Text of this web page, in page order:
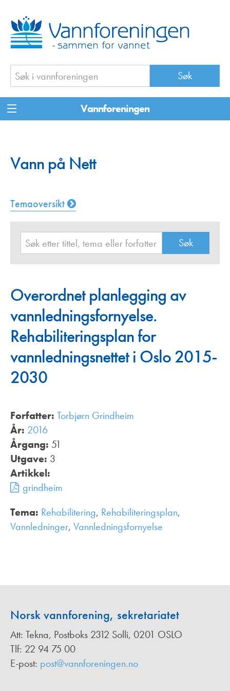
Vannforeningen
Vann på Nett
Temaoversikt
Overordnet planlegging av
vannledningsfornyelse.
Rehabiliteringsplan for
vannledningsnettet i Oslo 2015-
2030
Forfatter: Torbjørn Grindheim
År: 2016
Årgang: 51
Utgave: 3
Artikkel:
grindheim
Tema: Rehabilitering, Rehabiliteringsplan,
Vannledninger, Vannledningsfornyelse
Norsk vannforening, sekretariatet
Att: Tekna, Postboks 2312 Solli, 0201 OSLO
Tlf: 22 94 75 00
E-post: post@vannforeningen.no